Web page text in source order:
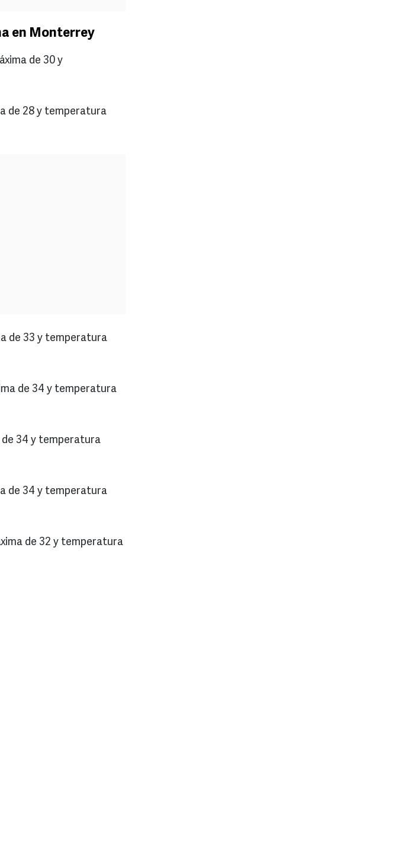
en Monterrey
de 30 y
de 28 y temperatura
de 33 y temperatura
de 34 y temperatura
de 34 y temperatura
de 34 y temperatura
de 32 y temperatura